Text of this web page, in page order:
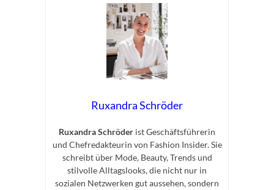
Ruxandra Schröder
Ruxandra Schröder ist Geschäftsführerin
und Chefredakteurin von Fashion Insider. Sie
schreibt über Mode, Beauty, Trends und
stilvolle Alltagslooks, die nicht nur in
sozialen Netzwerken gut aussehen, sondern